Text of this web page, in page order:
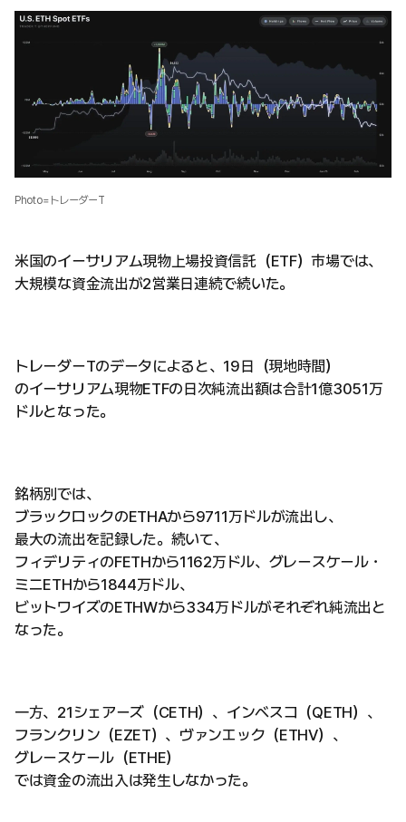
Photo=トレーダーT
米国のイーサリアム現物上場投資信託（ETF）市場では、
大規模な資金流出が2営業日連続で続いた。
トレーダーTのデータによると、19日（現地時間）
のイーサリアム現物ETFの日次純流出額は合計1億3051万
ドルとなった。
銘柄別では、
ブラックロックのETHAから9711万ドルが流出し、
最大の流出を記録した。続いて、
フィデリティのFETHから1162万ドル、グレースケール・
ミニETHから1844万ドル、
ビットワイズのETHWから334万ドルがそれぞれ純流出と
なった。
一方、21シェアーズ（CETH）、インベスコ（QETH）、
フランクリン（EZET）、ヴァンエック（ETHV）、
グレースケール（ETHE）
では資金の流出入は発生しなかった。